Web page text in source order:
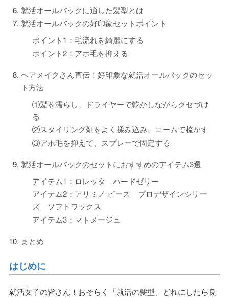
就活オールバックに適した髪型とは
就活オールバックの好印象セットポイント
ポイント1：毛流れを綺麗にする
ポイント2：アホ毛を抑える
ヘアメイクさん直伝！好印象な就活オールバックのセッ
ト方法
⑴髪を濡らし、ドライヤーで乾かしながらクセづけ
る
⑵スタイリング剤をよく揉み込み、コームで梳かす
⑶アホ毛を抑えて、スプレーで固定する
就活オールバックのセットにおすすめのアイテム3選
アイテム1：ロレッタ ハードゼリー
アイテム2：アリミノ ピース プロデザインシリー
ズ ソフトワックス
アイテム3：マトメージュ
まとめ
はじめに
就活女子の皆さん！おそらく「就活の髪型、どれにしたら良